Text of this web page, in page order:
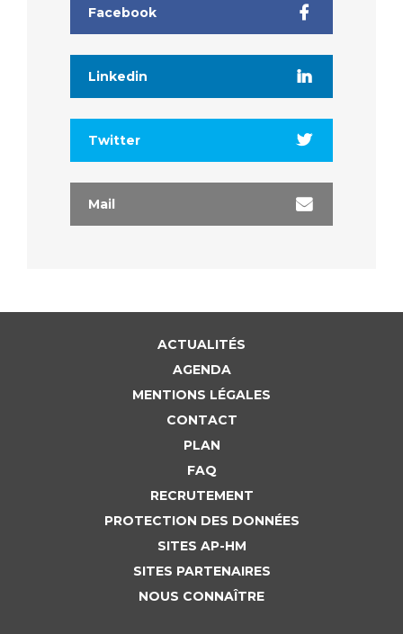
Facebook
Linkedin
Twitter
Mail
ACTUALITÉS
AGENDA
MENTIONS LÉGALES
CONTACT
PLAN
FAQ
RECRUTEMENT
PROTECTION DES DONNÉES
SITES AP-HM
SITES PARTENAIRES
NOUS CONNAÎTRE